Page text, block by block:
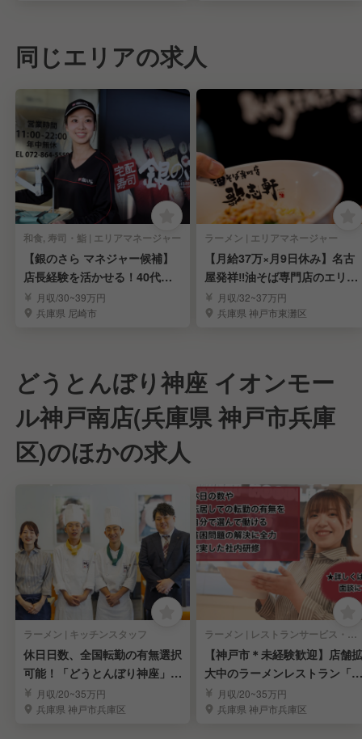
同じエリアの求人
和食, 寿司・鮨 | エリアマネージャー
【銀のさら マネジャー候補】
店長経験を活かせる！40代積
極採用中
月収/30~39万円
兵庫県 尼崎市
ラーメン | エリアマネージャー
【月給37万×月9日休み】名古
屋発祥‼油そば専門店のエリア
マネージャー募集
月収/32~37万円
兵庫県 神戸市東灘区
どうとんぼり神座 イオンモー
ル神戸南店(兵庫県 神戸市兵庫
区)のほかの求人
ラーメン | キッチンスタッフ
休日日数、全国転勤の有無選択
可能！「どうとんぼり神座」キ
ッチンスタッフ☆
月収/20~35万円
兵庫県 神戸市兵庫区
ラーメン | レストランサービス・ホールスタッフ
【神戸市＊未経験歓迎】店舗拡
大中のラーメンレストラン「ど
うとんぼり神座」
月収/20~35万円
兵庫県 神戸市兵庫区